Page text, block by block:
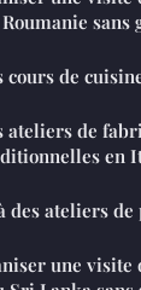
sans
de
ateliers de
en
ateliers de
une visite